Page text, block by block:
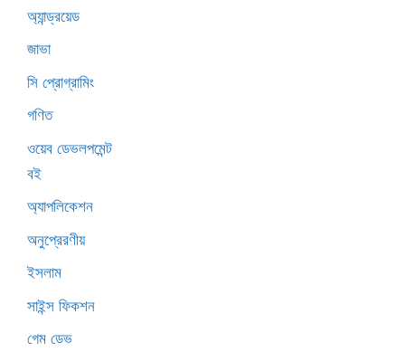
অ্যান্ড্রয়েড
জাভা
সি প্রোগ্রামিং
গণিত
ওয়েব ডেভলপমেন্ট
বই
অ্যাপলিকেশন
অনুপ্রেরণীয়
ইসলাম
সাইন্স ফিকশন
গেম ডেভ